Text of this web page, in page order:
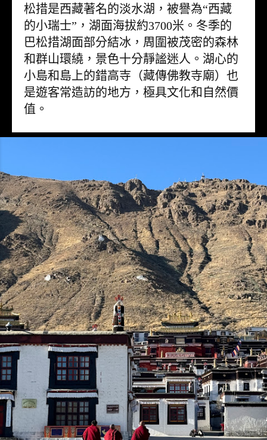
松措是西藏著名的淡水湖，被譽為“西藏
的小瑞士”，湖面海拔約3700米。冬季的
巴松措湖面部分結冰，周圍被茂密的森林
和群山環繞，景色十分靜謐迷人。湖心的
小島和島上的錯高寺（藏傳佛教寺廟）也
是遊客常造訪的地方，極具文化和自然價
值。